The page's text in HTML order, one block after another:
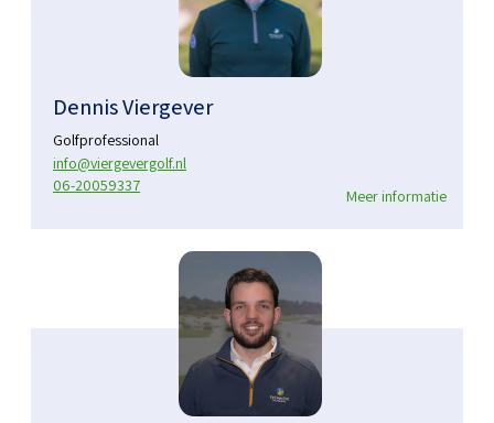
Dennis Viergever
Golfprofessional
info@viergevergolf.nl
06-20059337
Meer informatie